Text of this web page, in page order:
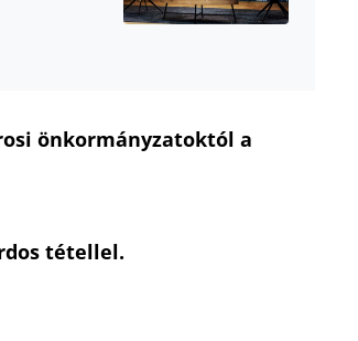
önkormányzatoktól a
tétellel.